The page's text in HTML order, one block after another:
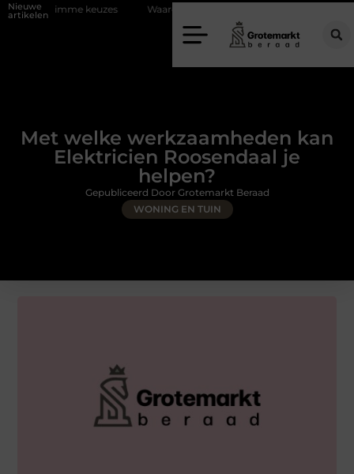
Nieuwe
artikelen Waarom kiezen voor een rijschool in Utrecht?
Met welke werkzaamheden kan
Elektricien Roosendaal je
helpen?
WONING EN TUIN
Gepubliceerd Door Grotemarkt Beraad